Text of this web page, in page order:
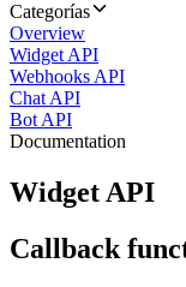
Categorías
Overview
Widget API
Webhooks API
Chat API
Bot API
Documentation
Widget API
Callback